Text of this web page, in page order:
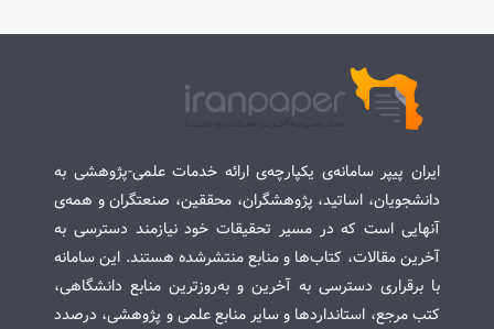
ایران پیپر سامانه‌ی یکپارچه‌ی ارائه خدمات علمی-پژوهشی به
دانشجویان، اساتید، پژوهشگران، محققین، صنعتگران و همه‌ی
آنهایی است که در مسیر تحقیقات خود نیازمند دسترسی به
آخرین مقالات، کتاب‌ها و منابع منتشرشده هستند. این سامانه
با برقراری دسترسی به آخرین و به‌روزترین منابع دانشگاهی،
کتب مرجع، استانداردها و سایر منابع علمی و پژوهشی، درصدد